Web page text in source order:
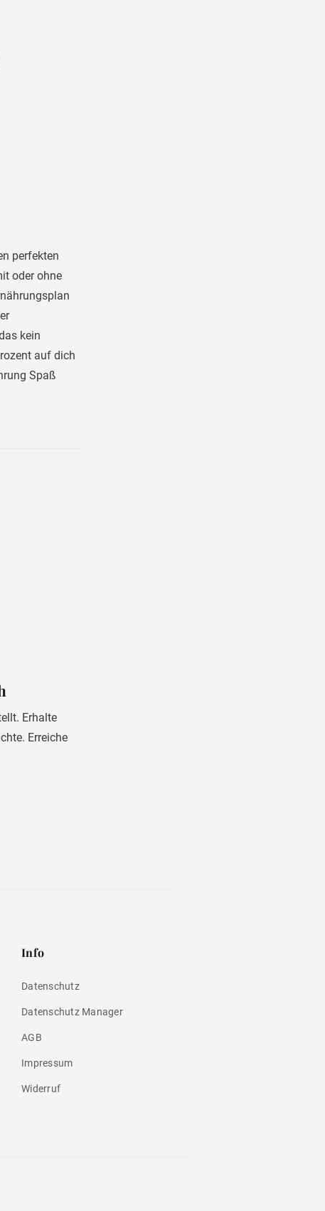
perfekten
oder ohne
kein
auf dich
Spaß
Erhalte
Erreiche
Info
Datenschutz
Datenschutz Manager
AGB
Impressum
Widerruf